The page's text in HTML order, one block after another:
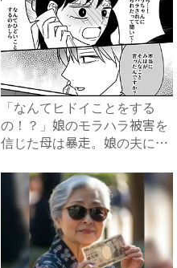
「なんてヒドイことをする
の！？」娘のモラハラ被害を
信じた母は暴走。娘の夫に電